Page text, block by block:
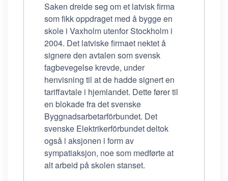
Saken dreide seg om et latvisk firma
som fikk oppdraget med å bygge en
skole i Vaxholm utenfor Stockholm i
2004. Det latviske firmaet nektet å
signere den avtalen som svensk
fagbevegelse krevde, under
henvisning til at de hadde signert en
tariffavtale i hjemlandet. Dette fører til
en blokade fra det svenske
Byggnadsarbetarförbundet. Det
svenske Elektrikerförbundet deltok
også i aksjonen i form av
sympatiaksjon, noe som medførte at
alt arbeid på skolen stanset.